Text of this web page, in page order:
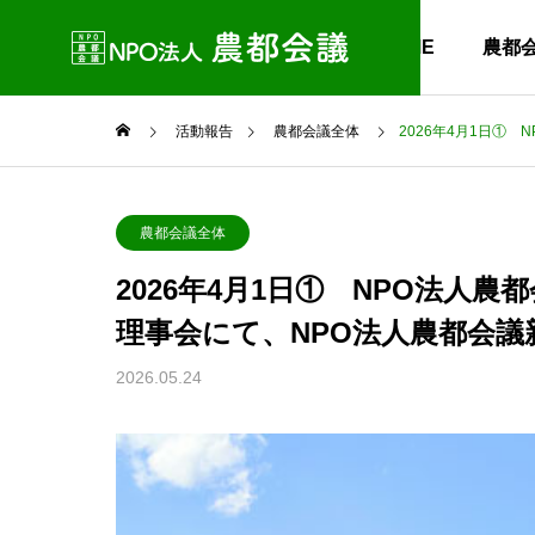
HOME 農都
活動報告 農都会議全体 2026年4月1日①
農都会議全体
2026年4月1日① NPO法人農
理事会にて、NPO法人農都会
2026.05.24